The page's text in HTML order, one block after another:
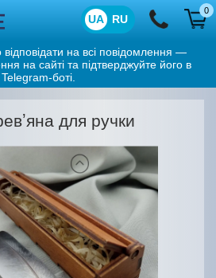
0
UA RU
на всі повідомлення —
на сайті та підтверджуйте його в
Telegram-боті.
для ручки